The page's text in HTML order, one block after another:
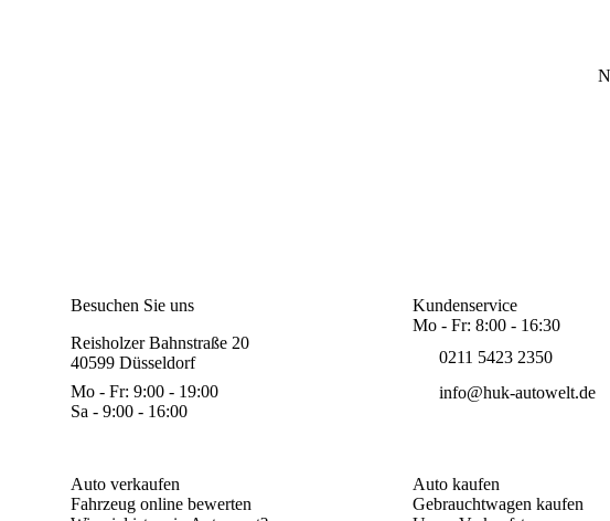
Besuchen Sie uns
Reisholzer Bahnstraße 20
40599 Düsseldorf
Mo - Fr: 9:00 - 19:00
Sa - 9:00 - 16:00
Kundenservice
Mo - Fr: 8:00 - 16:30
0211 5423 2350
info@huk-autowelt.de
Auto verkaufen
Fahrzeug online bewerten
Auto kaufen
Gebrauchtwagen kaufen